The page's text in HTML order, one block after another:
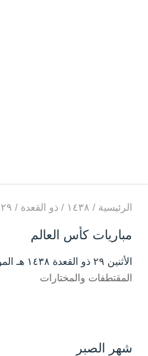
الرئيسية / ۱٤۳۸ / ذو القعدة / ۲۹
مباريات كأس العالم
الأثنين ۲۹ ذو القعدة ۱٤۳۸ هـ الموافق ۲۱ أغسطس ۲۰۱۷ مـ |
المقتطفات والمختارات
شهر الصبر